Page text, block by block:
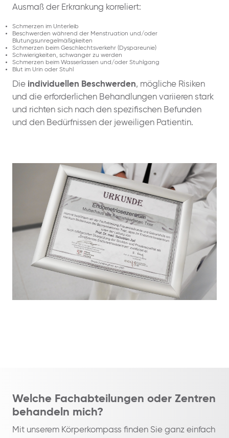
Ausmaß der Erkrankung korreliert:
Schmerzen im Unterleib
Beschwerden während der Menstruation und/oder
Blutungsunregelmäßigkeiten
Schmerzen beim Geschlechtsverkehr (Dyspareunie)
Schwierigkeiten, schwanger zu werden
Schmerzen beim Wasserlassen und/oder Stuhlgang
Blut im Urin oder Stuhl
Die individuellen Beschwerden, mögliche Risiken
und die erforderlichen Behandlungen variieren stark
und richten sich nach den spezifischen Befunden
und den Bedürfnissen der jeweiligen Patientin.
Welche Fachabteilungen oder Zentren
behandeln mich?
Mit unserem Körperkompass finden Sie ganz einfach